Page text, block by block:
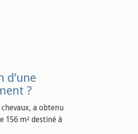
d’une
?
a obtenu
156 m² destiné à